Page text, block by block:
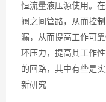
恒流量液压源使用。
阀之间管路，从而控
漏，从而提高工作可
环压力，提高其工作
的回路，其中有些是
新研究